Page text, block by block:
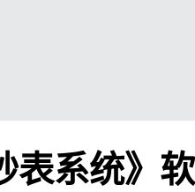
表系统》